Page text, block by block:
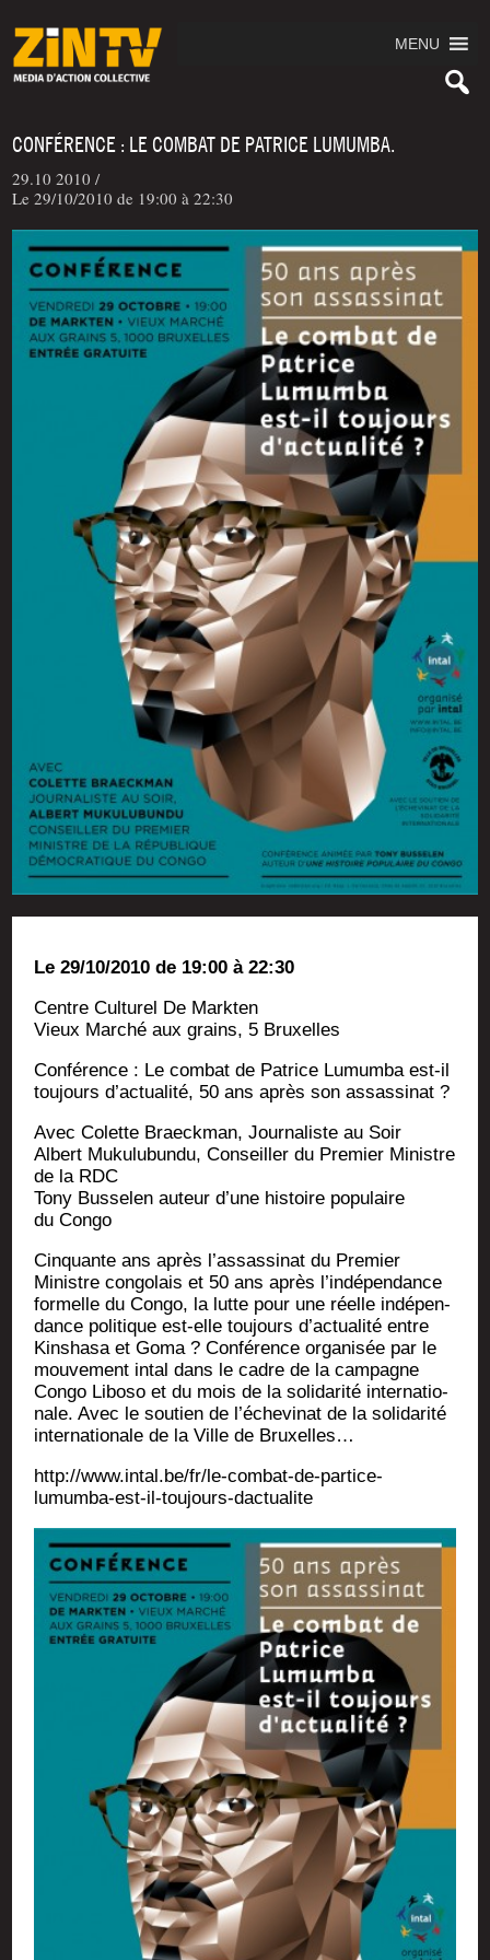
MENU
CONFÉRENCE : LE COMBAT DE PATRICE LUMUMBA.
29.10 2010 /
Le 29/10/2010 de 19:00 à 22:30
Le 29/10/2010 de 19:00 à 22:30
Centre Cultu­rel De Markten
Vieux Mar­ché aux grains, 5 Bruxelles
Confé­rence : Le com­bat de Patrice Lumum­ba est-il
tou­jours d’actualité, 50 ans après son assassinat ?
Avec Colette Brae­ck­man, Jour­na­liste au Soir
Albert Muku­lu­bun­du, Conseiller du Pre­mier Ministre
de la RDC
Tony Bus­se­len auteur d’une his­toire popu­laire
du Congo
Cin­quante ans après l’assassinat du Pre­mier
Ministre congo­lais et 50 ans après l’indépendance
for­melle du Congo, la lutte pour une réelle indé­pen­
dance poli­tique est-elle tou­jours d’actualité entre
Kin­sha­sa et Goma ? Confé­rence orga­ni­sée par le
mou­ve­ment intal dans le cadre de la cam­pagne
Congo Libo­so et du mois de la soli­da­ri­té inter­na­tio­
nale. Avec le sou­tien de l’é­che­vi­nat de la soli­da­ri­té
inter­na­tio­nale de la Ville de Bruxelles…
http://www.intal.be/fr/le-combat-de-partice-
lumumba-est-il-toujours-dactualite